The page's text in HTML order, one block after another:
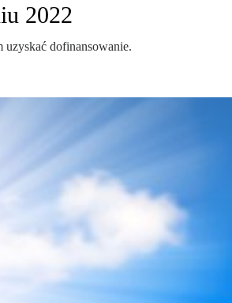
2022
uzyskać dofinansowanie.